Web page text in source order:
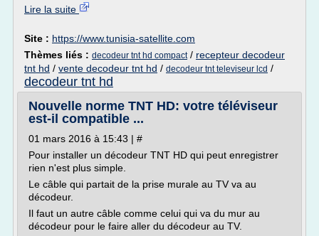
Lire la suite
Site : https://www.tunisia-satellite.com
Thèmes liés : decodeur tnt hd compact/ recepteur decodeur
tnt hd / vente decodeur tnt hd / decodeur tnt televiseur lcd /
decodeur tnt hd
Nouvelle norme TNT HD: votre téléviseur
est-il compatible ...
01 mars 2016 à 15:43 | #
Pour installer un décodeur TNT HD qui peut enregistrer
rien n'est plus simple.
Le câble qui partait de la prise murale au TV va au
décodeur.
Il faut un autre câble comme celui qui va du mur au
décodeur pour le faire aller du décodeur au TV.